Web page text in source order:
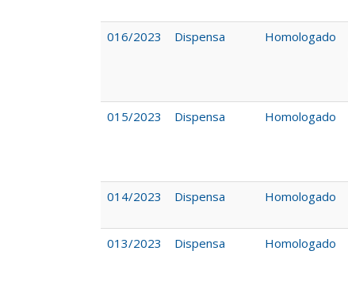
016/2023
Dispensa Homologado
015/2023
Dispensa Homologado
014/2023
Dispensa Homologado
013/2023
Dispensa Homologado